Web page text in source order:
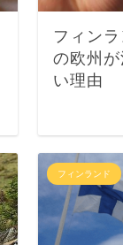
フィン
の欧州
い理由
フィンランド